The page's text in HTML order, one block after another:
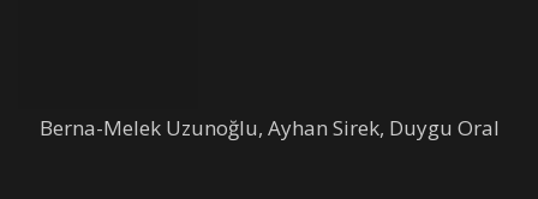
Berna-Melek Uzunoğlu, Ayhan Sirek, Duygu Oral